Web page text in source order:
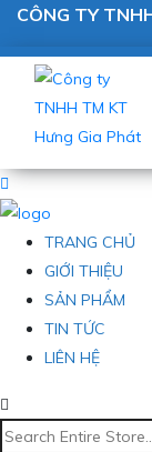
CÔNG TY
TRANG CHỦ
GIỚI THIỆU
SẢN PHẨM
TIN TỨC
LIÊN HỆ